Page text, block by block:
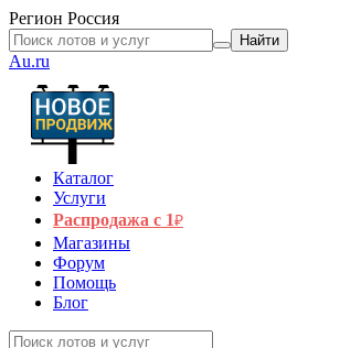
Регион Россия
Найти
Au.ru
Каталог
Услуги
Распродажа с 1₽
Магазины
Форум
Помощь
Блог